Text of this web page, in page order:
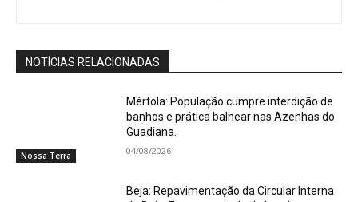
NOTÍCIAS RELACIONADAS
Nossa Terra
Mértola: População cumpre interdição de
banhos e prática balnear nas Azenhas do
Guadiana.
04/08/2026
Beja: Repavimentação da Circular Interna